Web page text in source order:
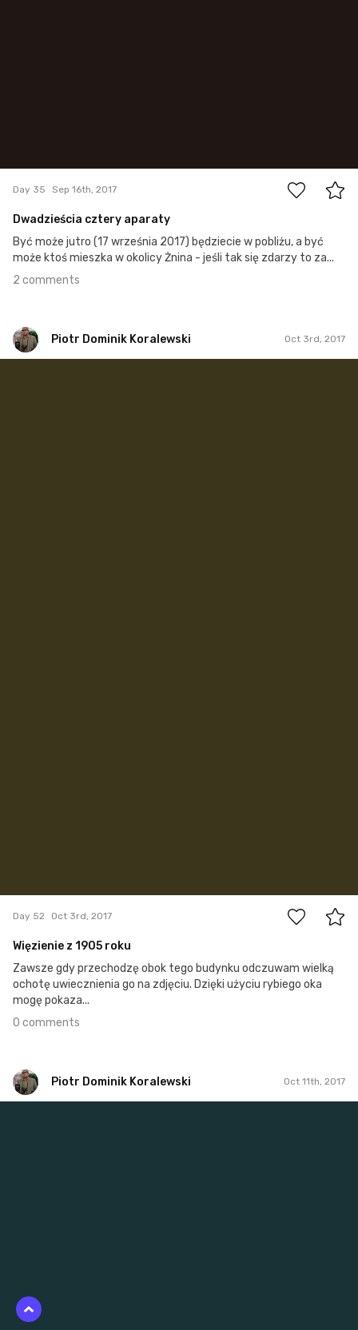
Day 35 Sep 16th, 2017
Dwadzieścia cztery aparaty
Być może jutro (17 września 2017) będziecie w pobliżu, a być
może ktoś mieszka w okolicy Żnina - jeśli tak się zdarzy to za...
2 comments
Piotr Dominik Koralewski Oct 3rd, 2017
Day 52 Oct 3rd, 2017
Więzienie z 1905 roku
Zawsze gdy przechodzę obok tego budynku odczuwam wielką
ochotę uwiecznienia go na zdjęciu. Dzięki użyciu rybiego oka
mogę pokaza...
0 comments
Piotr Dominik Koralewski Oct 11th, 2017